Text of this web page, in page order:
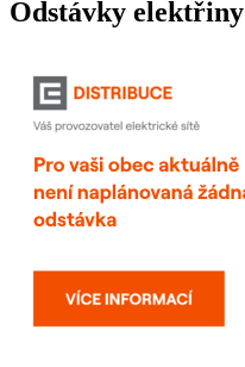
Odstávky elektřiny